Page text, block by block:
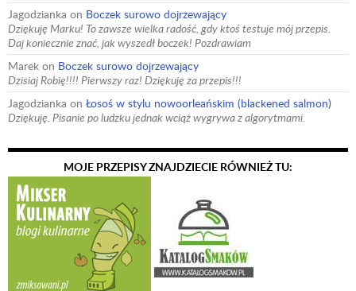
Jagodzianka on Boczek surowo dojrzewający
Dziękuję Marku! To zawsze wielka radość, gdy ktoś testuje mój przepis.
Daj koniecznie znać, jak wyszedł boczek! Pozdrawiam
Marek on Boczek surowo dojrzewający
Dzisiaj Robię!!!! Pierwszy raz! Dziękuję za przepis!!!
Jagodzianka on Łosoś w stylu nowoorleańskim (blackened salmon)
Dziękuję. Pisanie po ludzku jednak wciąż wygrywa z algorytmami.
MOJE PRZEPISY ZNAJDZIECIE RÓWNIEŻ TU: